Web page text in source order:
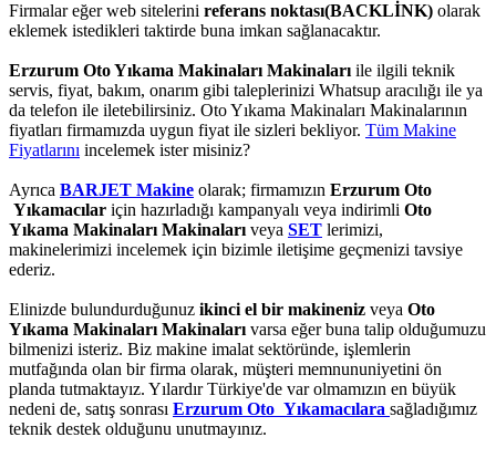
Firmalar eğer web sitelerini referans noktası(BACKLİNK) olarak
eklemek istedikleri taktirde buna imkan sağlanacaktır.
Erzurum Oto Yıkama Makinaları Makinalarıile ilgili teknik
servis, fiyat, bakım, onarım gibi taleplerinizi Whatsup aracılığı ile ya
da telefon ile iletebilirsiniz. Oto Yıkama Makinaları Makinalarının
fiyatları firmamızda uygun fiyat ile sizleri bekliyor. Tüm Makine
Fiyatlarını incelemek ister misiniz?
Ayrıca BARJET Makine olarak; firmamızın Erzurum Oto
Yıkamacılar için hazırladığı kampanyalı veya indirimli Oto
Yıkama Makinaları Makinalarıveya SET lerimizi,
makinelerimizi incelemek için bizimle iletişime geçmenizi tavsiye
ederiz.
Elinizde bulundurduğunuz ikinci el bir makineniz veya Oto
Yıkama Makinaları Makinalarıvarsa eğer buna talip olduğumuzu
bilmenizi isteriz. Biz makine imalat sektöründe, işlemlerin
mutfağında olan bir firma olarak, müşteri memnununiyetini ön
planda tutmaktayız. Yılardır Türkiye'de var olmamızın en büyük
nedeni de, satış sonrası Erzurum Oto Yıkamacılara sağladığımız
teknik destek olduğunu unutmayınız.